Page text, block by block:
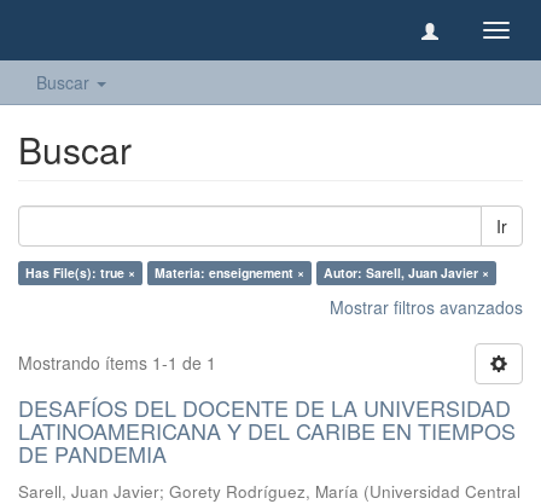
Buscar
Buscar
Ir
Has File(s): true × Materia: enseignement × Autor: Sarell, Juan Javier ×
Mostrar filtros avanzados
Mostrando ítems 1-1 de 1
DESAFÍOS DEL DOCENTE DE LA UNIVERSIDAD
LATINOAMERICANA Y DEL CARIBE EN TIEMPOS
DE PANDEMIA
Sarell, Juan Javier; Gorety Rodríguez, María (Universidad Central